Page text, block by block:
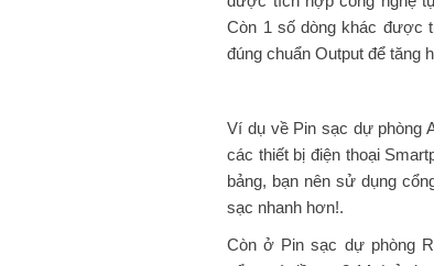
Còn 1 số dòng khác được
đúng chuẩn Output để tăng
Ví dụ về Pin sạc dự phòng
các thiết bị điện thoại
bảng, bạn nên sử dụng
sạc nhanh hơn!.
Còn ở Pin sạc dự phòng